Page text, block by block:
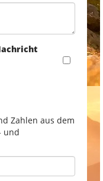
Zahlen aus dem
und